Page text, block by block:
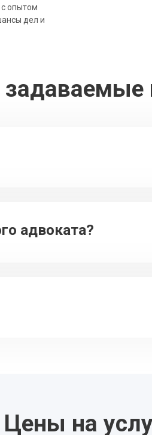
опытом
дел и
задаваемые
адвоката?
Цены на